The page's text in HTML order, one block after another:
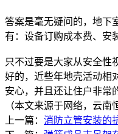
答案是毫无疑问的，地下
有：设备订购成本费、安
只不过要是大家从安全性
好的，近些年地壳活动相
安心，并且还让住户非常
（本文来源于网络，云南
上一篇： 消防立管安装的